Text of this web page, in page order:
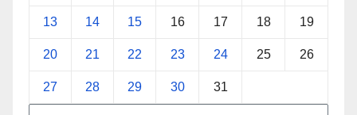
13 14 15 16 17 18 19
20 21 22 23 24 25 26
27 28 29 30 31